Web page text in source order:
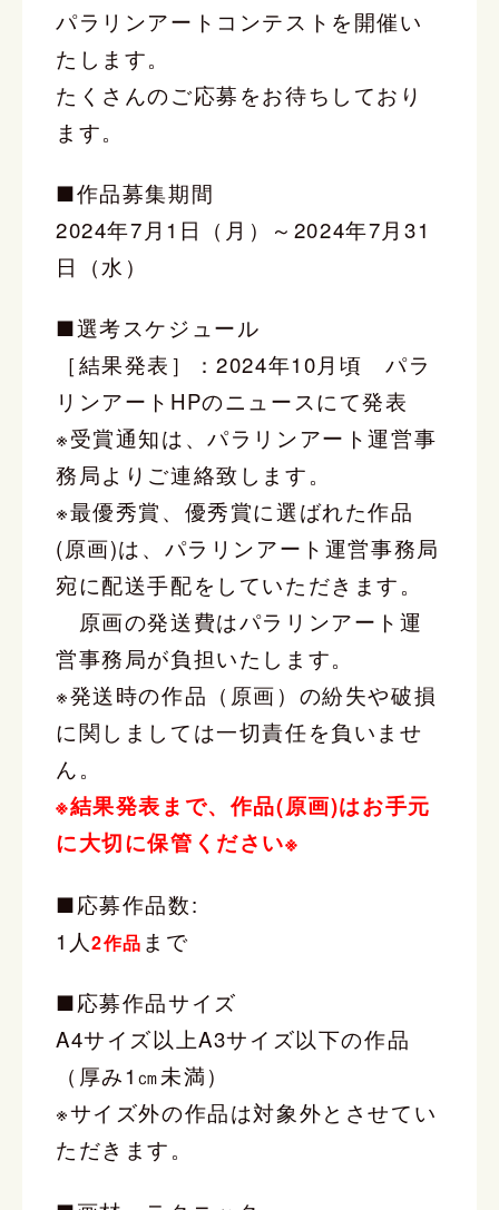
パラリンアートコンテストを開催い
たします。
たくさんのご応募をお待ちしており
ます。
■作品募集期間
2024年7月1日（月）～2024年7月31
日（水）
■選考スケジュール
［結果発表］：2024年10月頃 パラ
リンアートHPのニュースにて発表
※受賞通知は、パラリンアート運営事
務局よりご連絡致します。
※最優秀賞、優秀賞に選ばれた作品
(原画)は、パラリンアート運営事務局
宛に配送手配をしていただきます。
原画の発送費はパラリンアート運
営事務局が負担いたします。
※発送時の作品（原画）の紛失や破損
に関しましては一切責任を負いませ
ん。
※結果発表まで、作品(原画)はお手元
に大切に保管ください※
■応募作品数:
1人2作品 まで
■応募作品サイズ
A4サイズ以上A3サイズ以下の作品
（厚み1㎝未満）
※サイズ外の作品は対象外とさせてい
ただきます。